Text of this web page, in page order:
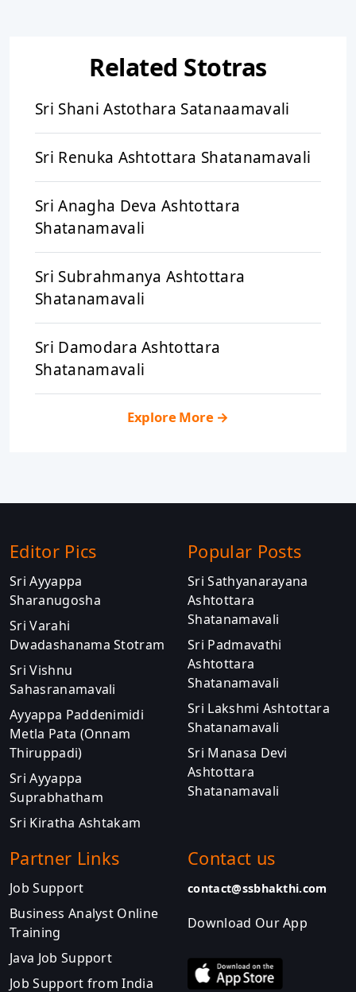
Related Stotras
Sri Shani Astothara Satanaamavali
Sri Renuka Ashtottara Shatanamavali
Sri Anagha Deva Ashtottara
Shatanamavali
Sri Subrahmanya Ashtottara
Shatanamavali
Sri Damodara Ashtottara
Shatanamavali
Explore More→
Editor Pics
Sri Ayyappa
Sharanugosha
Sri Varahi
Dwadashanama Stotram
Sri Vishnu
Sahasranamavali
Ayyappa Paddenimidi
Metla Pata (Onnam
Thiruppadi)
Sri Ayyappa
Suprabhatham
Sri Kiratha Ashtakam
Popular Posts
Sri Sathyanarayana
Ashtottara
Shatanamavali
Sri Padmavathi
Ashtottara
Shatanamavali
Sri Lakshmi Ashtottara
Shatanamavali
Sri Manasa Devi
Ashtottara
Shatanamavali
Partner Links
Job Support
Business Analyst Online
Training
Java Job Support
Job Support from India
Contact us
contact@ssbhakthi.com
Download Our App